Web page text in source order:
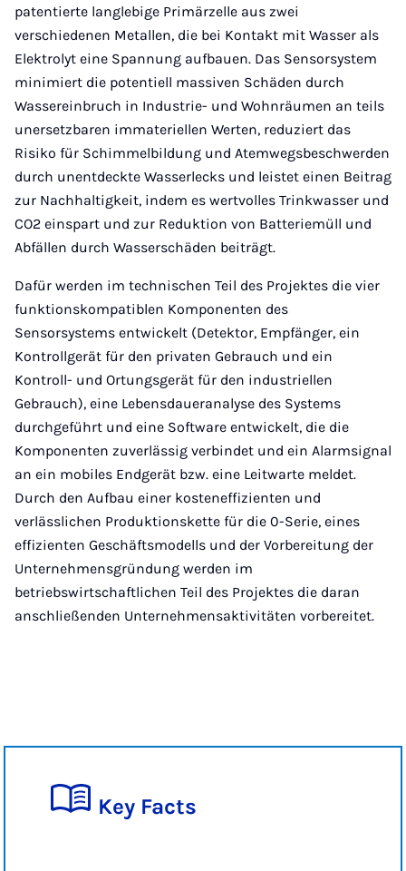
patentierte langlebige Primärzelle aus zwei
verschiedenen Metallen, die bei Kontakt mit Wasser als
Elektrolyt eine Spannung aufbauen. Das Sensorsystem
minimiert die potentiell massiven Schäden durch
Wassereinbruch in Industrie- und Wohnräumen an teils
unersetzbaren immateriellen Werten, reduziert das
Risiko für Schimmelbildung und Atemwegsbeschwerden
durch unentdeckte Wasserlecks und leistet einen Beitrag
zur Nachhaltigkeit, indem es wertvolles Trinkwasser und
CO2 einspart und zur Reduktion von Batteriemüll und
Abfällen durch Wasserschäden beiträgt.
Dafür werden im technischen Teil des Projektes die vier
funktionskompatiblen Komponenten des
Sensorsystems entwickelt (Detektor, Empfänger, ein
Kontrollgerät für den privaten Gebrauch und ein
Kontroll- und Ortungsgerät für den industriellen
Gebrauch), eine Lebensdaueranalyse des Systems
durchgeführt und eine Software entwickelt, die die
Komponenten zuverlässig verbindet und ein Alarmsignal
an ein mobiles Endgerät bzw. eine Leitwarte meldet.
Durch den Aufbau einer kosteneffizienten und
verlässlichen Produktionskette für die 0-Serie, eines
effizienten Geschäftsmodells und der Vorbereitung der
Unternehmensgründung werden im
betriebswirtschaftlichen Teil des Projektes die daran
anschließenden Unternehmensaktivitäten vorbereitet.
Key Facts